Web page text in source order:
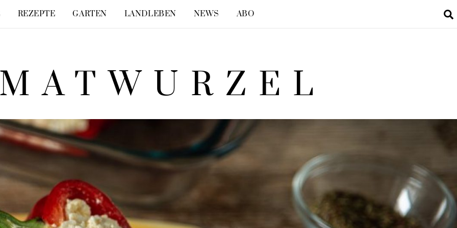
REZEPTE GARTEN LANDLEBEN NEWS ABO